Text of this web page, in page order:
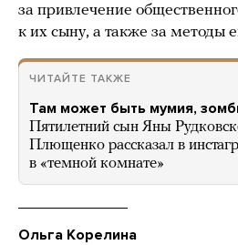
за привлечение
к их сыну, а также за методы
ЧИТАЙТЕ ТАКЖЕ
Там может быть мумия,
Пятилетний сын Яны
Плющенко рассказал в
в «темной комнате»
Ольга Корелина